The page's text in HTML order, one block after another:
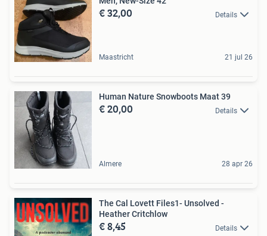
€ 32,00 Details
Maastricht 21 jul 26
Human Nature Snowboots Maat 39
€ 20,00 Details
Almere 28 apr 26
The Cal Lovett Files1- Unsolved -
Heather Critchlow
€ 8,45 Details